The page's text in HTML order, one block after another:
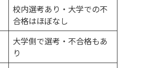
校内選考あり・大学での不
合格はほぼなし
大学側で選考・不合格もあ
り